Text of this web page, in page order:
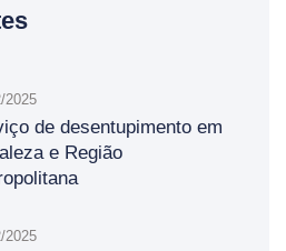
2025
de desentupimento em
e Região
2025